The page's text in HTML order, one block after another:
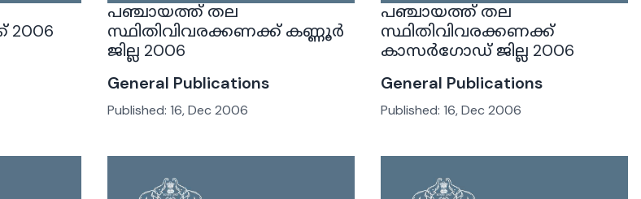
2006
പഞ്ചായത്ത് തല
സ്ഥിതിവിവരക്കണക്ക് കണ്ണൂർ
ജില്ല 2006
General Publications
Published: 16, Dec 2006
പഞ്ചായത്ത് തല
സ്ഥിതിവിവരക്കണക്ക്
കാസർഗോഡ് ജില്ല 2006
General Publications
Published: 16, Dec 2006